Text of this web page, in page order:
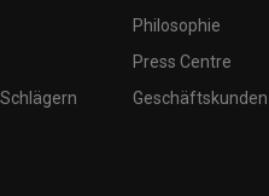
Philosophie
Press Centre